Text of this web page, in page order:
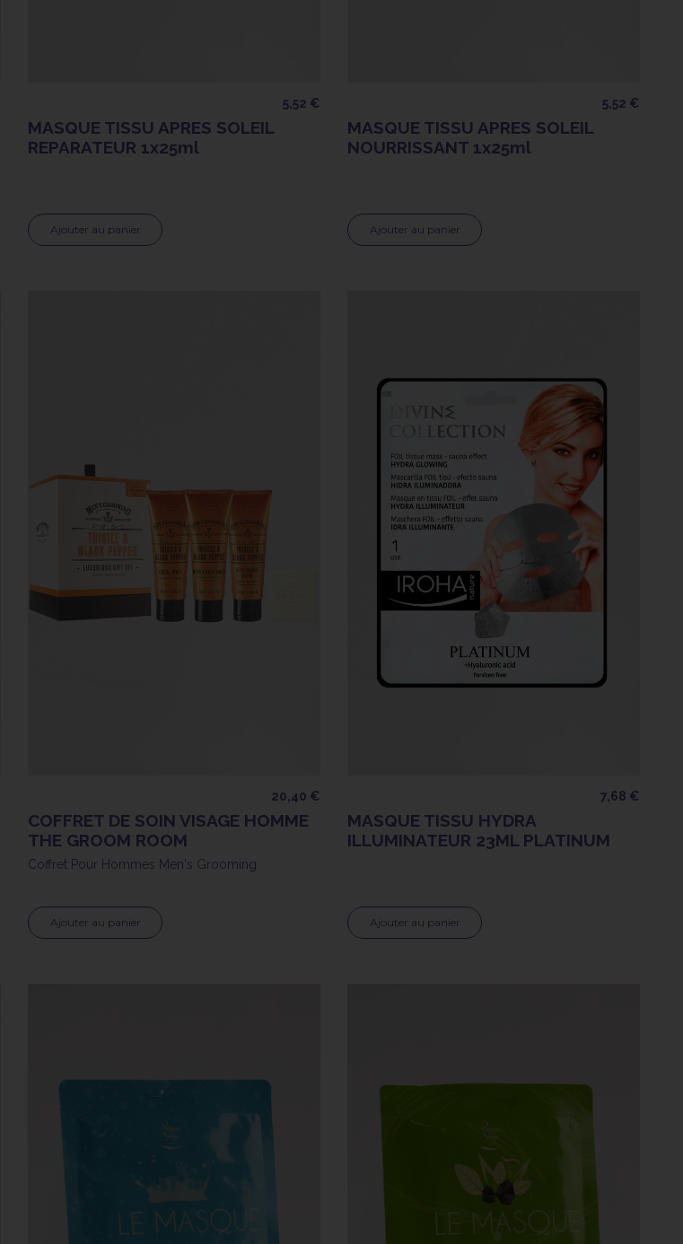
5,52 €
MASQUE TISSU APRES SOLEIL
REPARATEUR 1x25ml
Ajouter au panier
5,52 €
MASQUE TISSU APRES SOLEIL
NOURRISSANT 1x25ml
Ajouter au panier
20,40 €
COFFRET DE SOIN VISAGE HOMME
THE GROOM ROOM
Coffret Pour Hommes Men's Grooming
Ajouter au panier
7,68 €
MASQUE TISSU HYDRA
ILLUMINATEUR 23ML PLATINUM
Ajouter au panier